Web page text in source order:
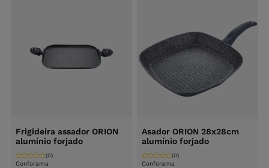
Frigideira assador ORION
alumínio forjado
Conforama
(0)
Asador ORION 28x28cm
alumínio forjado
Conforama
(0)